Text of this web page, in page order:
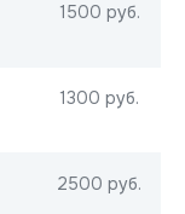
1500 руб.
1300 руб.
2500 руб.